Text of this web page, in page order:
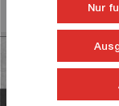
Informationen
Nur